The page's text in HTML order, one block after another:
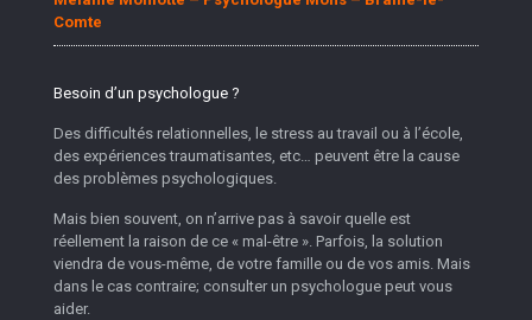
Comte
Besoin d’un psychologue ?
Des difficultés relationnelles, le stress au travail ou à l’école,
des expériences traumatisantes, etc… peuvent être la cause
des problèmes psychologiques.
Mais bien souvent, on n’arrive pas à savoir quelle est
réellement la raison de ce « mal-être ». Parfois, la solution
viendra de vous-même, de votre famille ou de vos amis. Mais
dans le cas contraire; consulter un psychologue peut vous
aider.